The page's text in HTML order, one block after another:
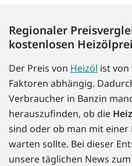
Regionaler
kostenlosen
Der Preis von Heizöl ist von
Faktoren abhängig.
Verbraucher in Banzin
herauszufinden, ob die
sind oder ob man mit einer
warten sollte. Bei dieser
unsere täglichen News